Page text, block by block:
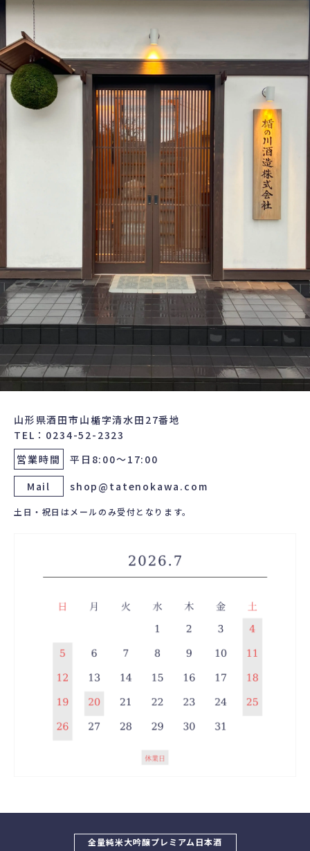
山形県酒田市山楯字清水田27番地
TEL：0234-52-2323
営業時間
平日8:00～17:00
Mail
shop@tatenokawa.com
土日・祝日はメールのみ受付となります。
全量純米大吟醸プレミアム日本酒